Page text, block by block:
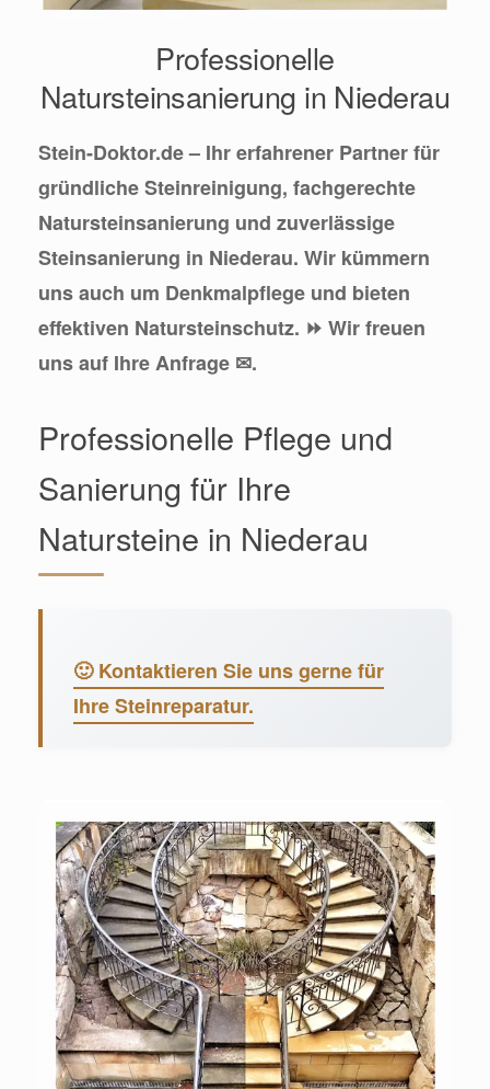
Professionelle
Natursteinsanierung in Niederau
Stein-Doktor.de – Ihr erfahrener Partner für
gründliche Steinreinigung, fachgerechte
Natursteinsanierung und zuverlässige
Steinsanierung in Niederau. Wir kümmern
uns auch um Denkmalpflege und bieten
effektiven Natursteinschutz. ⏩ Wir freuen
uns auf Ihre Anfrage ✉.
Professionelle Pflege und
Sanierung für Ihre
Natursteine in Niederau
🙂 Kontaktieren Sie uns gerne für
Ihre Steinreparatur.